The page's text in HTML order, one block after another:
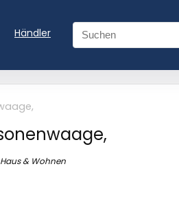
Händler
& Wohnen